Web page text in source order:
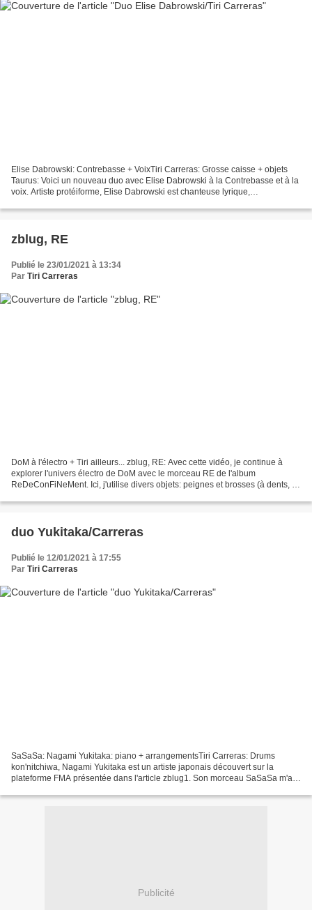
Elise Dabrowski: Contrebasse + VoixTiri Carreras: Grosse caisse + objets
Taurus: Voici un nouveau duo avec Elise Dabrowski à la Contrebasse et à la
voix. Artiste protéiforme, Elise Dabrowski est chanteuse lyrique,
zblug, RE
Publié le 23/01/2021 à 13:34
Par Tiri Carreras
DoM à l'électro + Tiri ailleurs... zblug, RE: Avec cette vidéo, je continue à
explorer l'univers électro de DoM avec le morceau RE de l'album
ReDeConFiNeMent. Ici, j'utilise divers objets: peignes et brosses (à dents, à
duo Yukitaka/Carreras
Publié le 12/01/2021 à 17:55
Par Tiri Carreras
SaSaSa: Nagami Yukitaka: piano + arrangementsTiri Carreras: Drums
kon'nitchiwa, Nagami Yukitaka est un artiste japonais découvert sur la
plateforme FMA présentée dans l'article zblug1. Son morceau SaSaSa m'a
Publicité